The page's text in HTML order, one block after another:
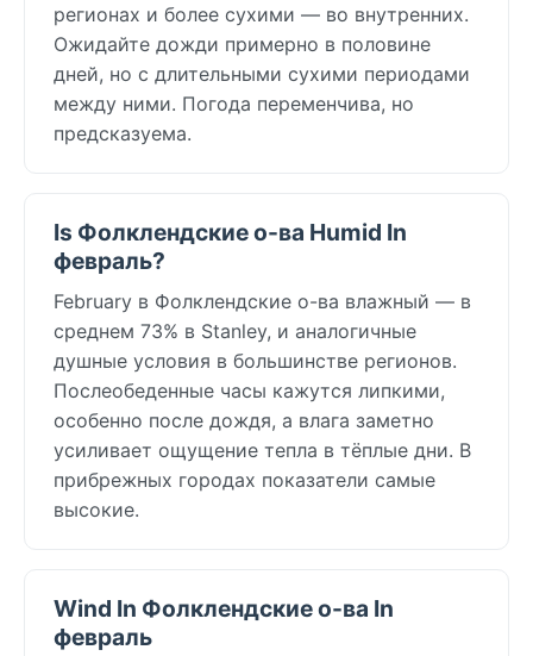
регионах и более сухими — во внутренних.
Ожидайте дожди примерно в половине
дней, но с длительными сухими периодами
между ними. Погода переменчива, но
предсказуема.
Is Фолклендские о-ва Humid In
февраль?
February в Фолклендские о-ва влажный — в
среднем 73% в Stanley, и аналогичные
душные условия в большинстве регионов.
Послеобеденные часы кажутся липкими,
особенно после дождя, а влага заметно
усиливает ощущение тепла в тёплые дни. В
прибрежных городах показатели самые
высокие.
Wind In Фолклендские о-ва In
февраль